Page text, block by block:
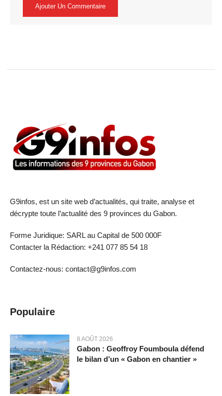
G9infos, est un site web d’actualités, qui traite, analyse et
décrypte toute l’actualité des 9 provinces du Gabon.
Forme Juridique: SARL au Capital de 500 000F
Contacter la Rédaction: +241 077 85 54 18
Contactez-nous: contact@g9infos.com
Populaire
8 AOÛT 2026
Gabon : Geoffroy Foumboula défend
le bilan d’un « Gabon en chantier »